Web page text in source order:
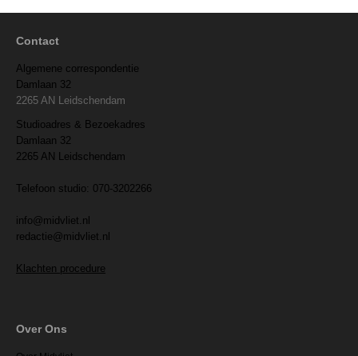
Contact
Algemene correspondentie
Damlaan 32
2265 AN Leidschendam
Studioadres & Bezoekadres
Damlaan 32
2265 AN Leidschendam
Telefoon studio: 070-3202266
info@midvliet.nl
redactie@midvliet.nl
Klachten procedure
Over Ons